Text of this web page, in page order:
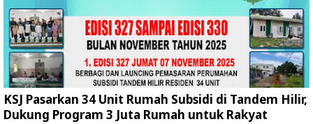
KSJ Pasarkan 34 Unit Rumah Subsidi di Tandem Hilir,
Dukung Program 3 Juta Rumah untuk Rakyat